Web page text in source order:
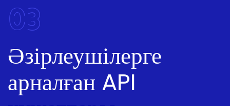
03
Әзірлеушілерге
арналған API